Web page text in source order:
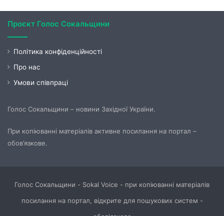
Проєкт Голос Сокальщини
Політика конфіденційності
Про нас
Умови співпраці
Голос Сокальщини – новини Західної України.
При копіюванні матеріалів активне посилання на портал –
обов’язкове.
Голос Сокальщини - Sokal Voice - при копіюванні матеріалів
посилання на портал, відкрите для пошукових систем -